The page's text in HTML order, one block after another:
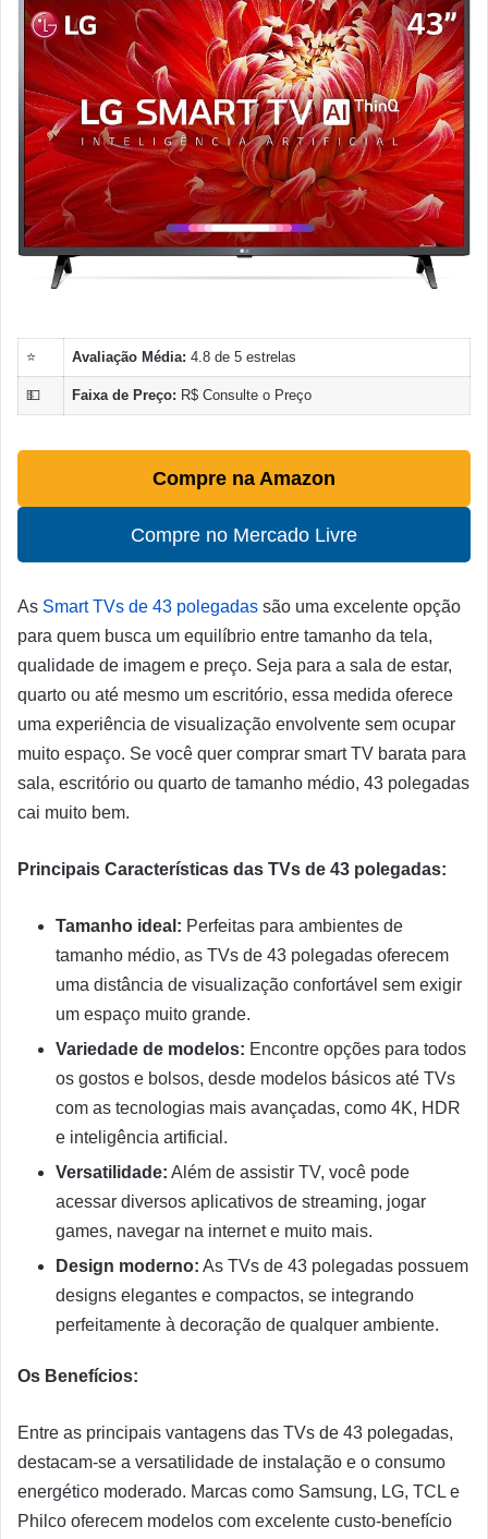
⭐ Avaliação Média: 4.8 de 5 estrelas
💵 Faixa de Preço: R$ Consulte o Preço
Compre na Amazon
Compre no Mercado Livre
As Smart TVs de 43 polegadas são uma excelente opção
para quem busca um equilíbrio entre tamanho da tela,
qualidade de imagem e preço. Seja para a sala de estar,
quarto ou até mesmo um escritório, essa medida oferece
uma experiência de visualização envolvente sem ocupar
muito espaço. Se você quer comprar smart TV barata para
sala, escritório ou quarto de tamanho médio, 43 polegadas
cai muito bem.
Principais Características das TVs de 43 polegadas:
Tamanho ideal: Perfeitas para ambientes de
tamanho médio, as TVs de 43 polegadas oferecem
uma distância de visualização confortável sem exigir
um espaço muito grande.
Variedade de modelos: Encontre opções para todos
os gostos e bolsos, desde modelos básicos até TVs
com as tecnologias mais avançadas, como 4K, HDR
e inteligência artificial.
Versatilidade: Além de assistir TV, você pode
acessar diversos aplicativos de streaming, jogar
games, navegar na internet e muito mais.
Design moderno: As TVs de 43 polegadas possuem
designs elegantes e compactos, se integrando
perfeitamente à decoração de qualquer ambiente.
Os Benefícios:
Entre as principais vantagens das TVs de 43 polegadas,
destacam-se a versatilidade de instalação e o consumo
energético moderado. Marcas como Samsung, LG, TCL e
Philco oferecem modelos com excelente custo-benefício